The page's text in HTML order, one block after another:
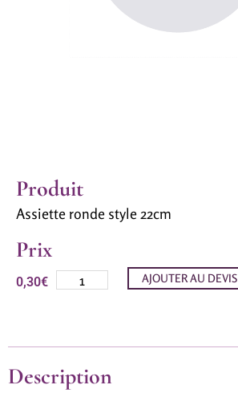
Produit
Assiette ronde style 22cm
Prix
0,30€ AJOUTER AU DEVIS
Description